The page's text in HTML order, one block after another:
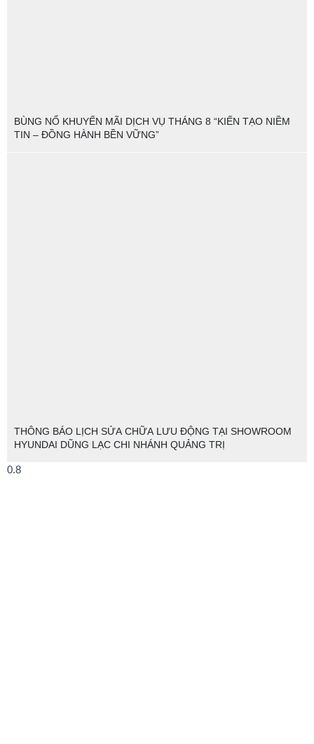
BÙNG NỔ KHUYẾN MÃI DỊCH VỤ THÁNG 8 “KIẾN TẠO NIỀM
TIN – ĐỒNG HÀNH BỀN VỮNG”
THÔNG BÁO LỊCH SỬA CHỮA LƯU ĐỘNG TẠI SHOWROOM
HYUNDAI DŨNG LẠC CHI NHÁNH QUẢNG TRỊ